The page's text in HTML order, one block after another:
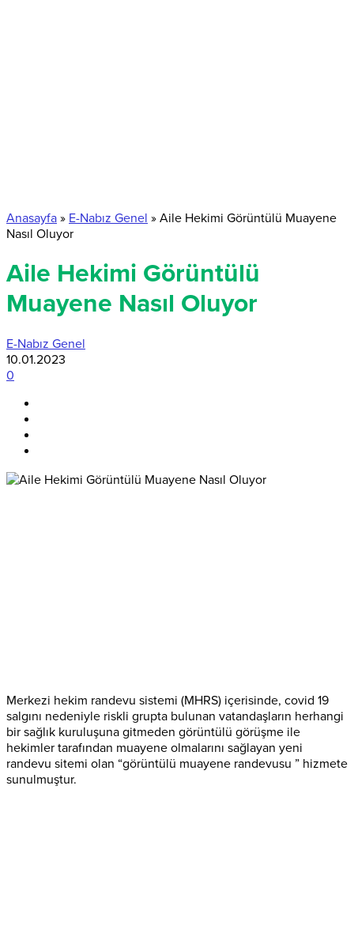
Anasayfa » E-Nabız Genel » Aile Hekimi Görüntülü Muayene
Nasıl Oluyor
Aile Hekimi Görüntülü
Muayene Nasıl Oluyor
E-Nabız Genel
10.01.2023
0
Merkezi hekim randevu sistemi (MHRS) içerisinde, covid 19
salgını nedeniyle riskli grupta bulunan vatandaşların herhangi
bir sağlık kuruluşuna gitmeden görüntülü görüşme ile
hekimler tarafından muayene olmalarını sağlayan yeni
randevu sitemi olan “görüntülü muayene randevusu ” hizmete
sunulmuştur.